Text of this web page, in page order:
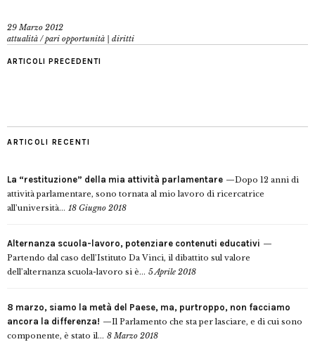
29 Marzo 2012
attualità /pari opportunità | diritti
ARTICOLI PRECEDENTI
ARTICOLI RECENTI
La “restituzione” della mia attività parlamentare
Dopo 12 anni di
attività parlamentare, sono tornata al mio lavoro di ricercatrice
all’università... 18 Giugno 2018
Alternanza scuola-lavoro, potenziare contenuti educativi
Partendo dal caso dell’Istituto Da Vinci, il dibattito sul valore
dell’alternanza scuola-lavoro si è... 5 Aprile 2018
8 marzo, siamo la metà del Paese, ma, purtroppo, non facciamo
ancora la differenza!
Il Parlamento che sta per lasciare, e di cui sono
componente, è stato il... 8 Marzo 2018